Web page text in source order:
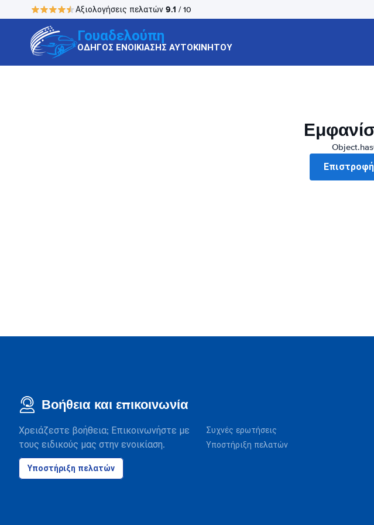
Αξιολογήσεις πελατών 9.1 / 10
Γουαδελούπη
ΟΔΗΓΟΣ ΕΝΟΙΚΙΑΣΗΣ ΑΥΤΟΚΙΝΗΤΟΥ
Βοήθεια και επικοινωνία
Χρειάζεστε βοήθεια; Επικοινωνήστε με
τους ειδικούς μας στην ενοικίαση.
Υποστήριξη πελατών
Συχνές ερωτήσεις
Υποστήριξη πελατών